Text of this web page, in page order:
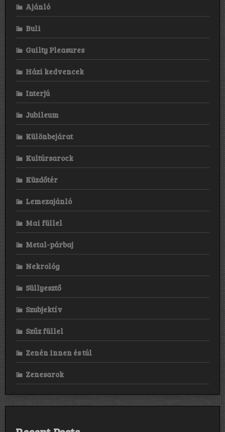
Ajánló
Buli
Guilty Pleasures
Házi kedvencek
Interjú
Jubileum
Különbejárat
Kultúrsarock
Küzdőtér
Lemezajánló
Mai füllel
Metal-párbaj
Nekrológ
Süllyesztő
Szubjektív
Szűz füllel
Zenén innen és túl
Zenesarok